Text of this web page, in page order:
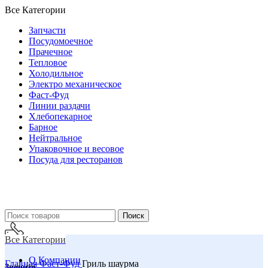
Все Категории
Запчасти
Посудомоечное
Прачечное
Тепловое
Холодильное
Электро механическое
Фаст-Фуд
Линии раздачи
Хлебопекарное
Барное
Нейтральное
Упаковочное и весовое
Посуда для ресторанов
Поиск
Все Категории
О Компании
ГлавнаяФаст-ФудГриль шаурма